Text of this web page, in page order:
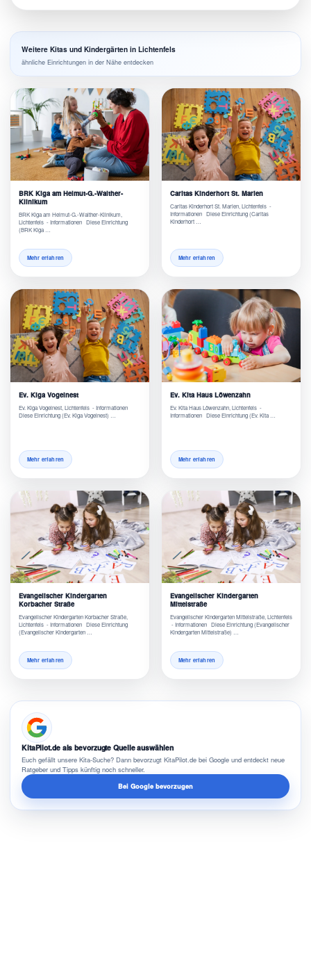
Weitere Kitas und Kindergärten in Lichtenfels
ähnliche Einrichtungen in der Nähe entdecken
BRK Kiga am Helmut-G.-Walther-
Klinikum
BRK Kiga am Helmut-G.-Walther-Klinikum,
Lichtenfels - Informationen Diese Einrichtung
(BRK Kiga …
Mehr erfahren
Caritas Kinderhort St. Marien
Caritas Kinderhort St. Marien, Lichtenfels -
Informationen Diese Einrichtung (Caritas
Kinderhort …
Mehr erfahren
Ev. Kiga Vogelnest
Ev. Kiga Vogelnest, Lichtenfels - Informationen
Diese Einrichtung (Ev. Kiga Vogelnest) …
Mehr erfahren
Ev. Kita Haus Löwenzahn
Ev. Kita Haus Löwenzahn, Lichtenfels -
Informationen Diese Einrichtung (Ev. Kita …
Mehr erfahren
Evangelischer Kindergarten
Korbacher Straße
Evangelischer Kindergarten Korbacher Straße,
Lichtenfels - Informationen Diese Einrichtung
(Evangelischer Kindergarten …
Mehr erfahren
Evangelischer Kindergarten
Mittelstraße
Evangelischer Kindergarten Mittelstraße, Lichtenfels
- Informationen Diese Einrichtung (Evangelischer
Kindergarten Mittelstraße) …
Mehr erfahren
KitaPilot.de als bevorzugte Quelle auswählen
Euch gefällt unsere Kita-Suche? Dann bevorzugt KitaPilot.de bei Google und entdeckt neue
Ratgeber und Tipps künftig noch schneller.
Bei Google bevorzugen